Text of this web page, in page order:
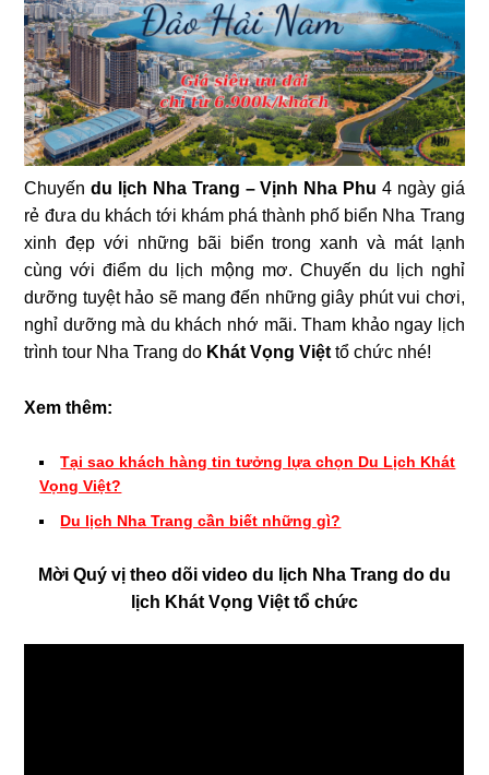
Chuyếndu lịch Nha Trang – Vịnh Nha Phu 4 ngày giá
rẻ đưa du khách tới khám phá thành phố biển Nha Trang
xinh đẹp với những bãi biển trong xanh và mát lạnh
cùng với điểm du lịch mộng mơ. Chuyến du lịch nghỉ
dưỡng tuyệt hảo sẽ mang đến những giây phút vui chơi,
nghỉ dưỡng mà du khách nhớ mãi. Tham khảo ngay lịch
trình tour Nha Trang do Khát Vọng Việt tổ chức nhé!
Xem thêm:
Tại sao khách hàng tin tưởng lựa chọn Du Lịch Khát
Vọng Việt?
Du lịch Nha Trang cần biết những gì?
Mời Quý vị theo dõi video du lịch Nha Trang do du
lịch Khát Vọng Việt tổ chức